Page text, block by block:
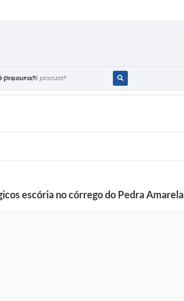
procura?
escória no córrego do Pedra Amarela